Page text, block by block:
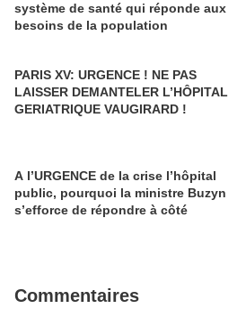
système de santé qui réponde aux
besoins de la population
PARIS XV: URGENCE ! NE PAS
LAISSER DEMANTELER L’HÔPITAL
GERIATRIQUE VAUGIRARD !
A l’URGENCE de la crise l’hôpital
public, pourquoi la ministre Buzyn
s’efforce de répondre à côté
Commentaires